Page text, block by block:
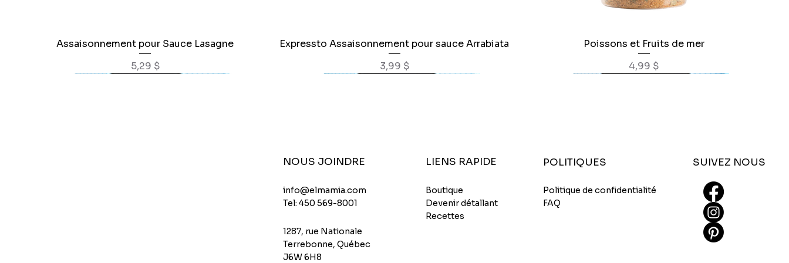
Aperçu rapide
Assaisonnement pour Sauce Lasagne
Prix
5,29 $
Aperçu rapide
Expressto Assaisonnement pour sauce Arrabiata
Prix
3,99 $
Aperçu rapide
Poissons et Fruits de mer
Prix
4,99 $
NOUS JOINDRE
info@elmamia.com
Tel:450 569-8001
1287, rue Nationale
Terrebonne, Québec
J6W 6H8
LIENS RAPIDE
Boutique
Devenir détallant
Recettes
POLITIQUES
Politique de confidentialité
FAQ
SUIVEZ NOUS